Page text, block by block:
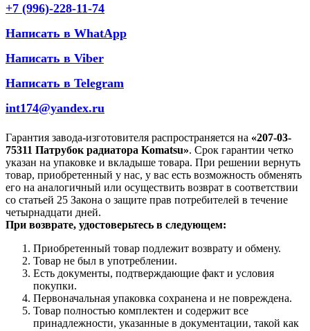
+7 (996)-228-11-74
Написать в WhatApp
Написать в Viber
Написать в Telegram
int174@yandex.ru
Гарантия завода-изготовителя распространяется на «207-03-
75311 Патрубок радиатора Komatsu». Срок гарантии четко
указан на упаковке и вкладыше товара. При решении вернуть
товар, приобретенный у нас, у вас есть возможность обменять
его на аналогичный или осуществить возврат в соответствии
со статьей 25 Закона о защите прав потребителей в течение
четырнадцати дней.
При возврате, удостоверьтесь в следующем:
Приобретенный товар подлежит возврату и обмену.
Товар не был в употреблении.
Есть документы, подтверждающие факт и условия
покупки.
Первоначальная упаковка сохранена и не повреждена.
Товар полностью комплектен и содержит все
принадлежности, указанные в документации, такой как